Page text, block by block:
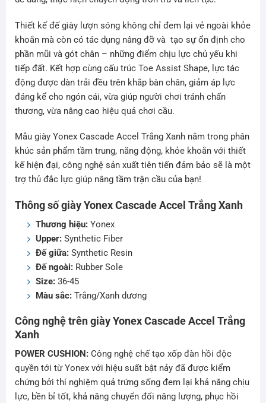
Thiết kế đế giày lượn sóng không chỉ đem lại vẻ ngoài khỏe
khoắn mà còn có tác dụng nâng đỡ và tạo sự ổn định cho
phần mũi và gót chân – những điểm chịu lực chủ yếu khi
tiếp đất. Kết hợp cùng cấu trúc Toe Assist Shape, lực tác
động được dàn trải đều trên khắp bàn chân, giảm áp lực
đáng kể cho ngón cái, vừa giúp người chơi tránh chấn
thương, vừa nâng cao hiệu quả chơi cầu.
Mẫu giày Yonex Cascade Accel Trắng Xanh nằm trong phân
khúc sản phẩm tầm trung, năng động, khỏe khoắn với thiết
kế hiện đại, công nghệ sản xuất tiên tiến đảm bảo sẽ là một
trợ thủ đắc lực giúp nâng tầm trận cầu của bạn!
Thông số giày Yonex Cascade Accel Trắng Xanh
Thương hiệu:Yonex
Upper:Synthetic Fiber
Đế giữa:Synthetic Resin
Đế ngoài:Rubber Sole
Size:36-45
Màu sắc:Trắng/Xanh dương
Công nghệ trên giày Yonex Cascade Accel Trắng
Xanh
POWER CUSHION: Công nghệ chế tạo xốp đàn hồi độc
quyền tới từ Yonex với hiệu suất bật nảy đã được kiểm
chứng bởi thí nghiệm quả trứng sống đem lại khả năng chịu
lực, bền bỉ tốt, khả năng chuyển đổi năng lượng, phục hồi